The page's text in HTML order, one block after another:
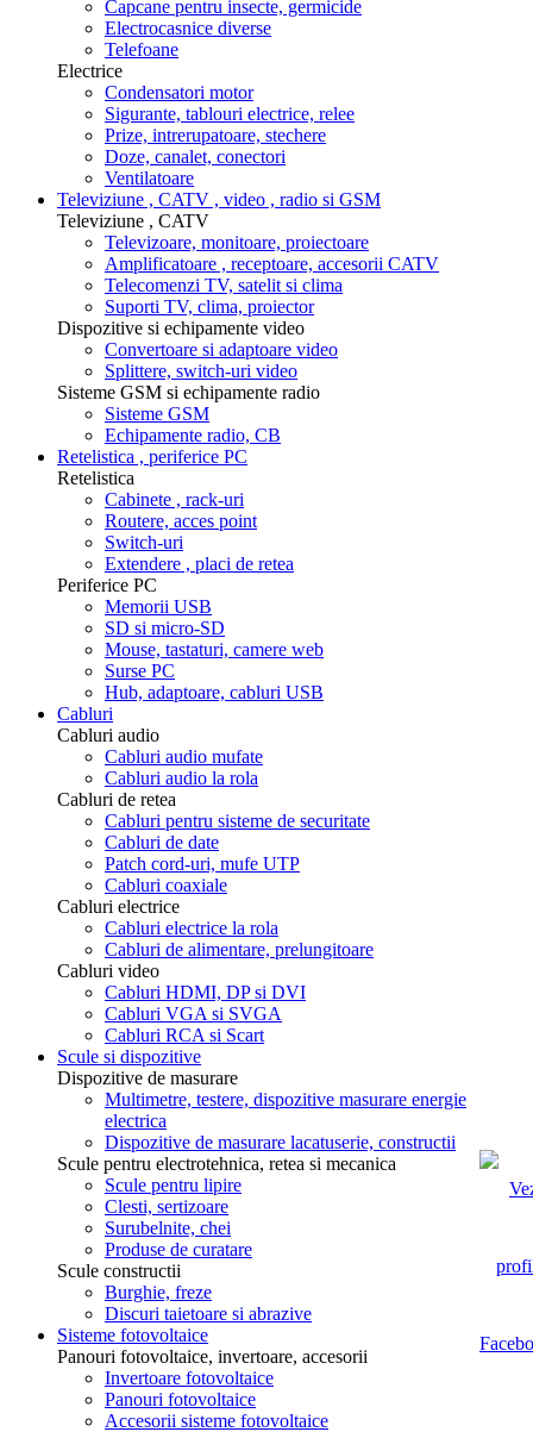
Capcane pentru insecte, germicide
Electrocasnice diverse
Telefoane
Electrice
Condensatori motor
Sigurante, tablouri electrice, relee
Prize, intrerupatoare, stechere
Doze, canalet, conectori
Ventilatoare
Televiziune , CATV , video , radio si GSM
Televiziune , CATV
Televizoare, monitoare, proiectoare
Amplificatoare , receptoare, accesorii CATV
Telecomenzi TV, satelit si clima
Suporti TV, clima, proiector
Dispozitive si echipamente video
Convertoare si adaptoare video
Splittere, switch-uri video
Sisteme GSM si echipamente radio
Sisteme GSM
Echipamente radio, CB
Retelistica , periferice PC
Retelistica
Cabinete , rack-uri
Routere, acces point
Switch-uri
Extendere , placi de retea
Periferice PC
Memorii USB
SD si micro-SD
Mouse, tastaturi, camere web
Surse PC
Hub, adaptoare, cabluri USB
Cabluri
Cabluri audio
Cabluri audio mufate
Cabluri audio la rola
Cabluri de retea
Cabluri pentru sisteme de securitate
Cabluri de date
Patch cord-uri, mufe UTP
Cabluri coaxiale
Cabluri electrice
Cabluri electrice la rola
Cabluri de alimentare, prelungitoare
Cabluri video
Cabluri HDMI, DP si DVI
Cabluri VGA si SVGA
Cabluri RCA si Scart
Scule si dispozitive
Dispozitive de masurare
Multimetre, testere, dispozitive masurare energie
electrica
Dispozitive de masurare lacatuserie, constructii
Scule pentru electrotehnica, retea si mecanica
Scule pentru lipire
Clesti, sertizoare
Surubelnite, chei
Produse de curatare
Scule constructii
Burghie, freze
Discuri taietoare si abrazive
Sisteme fotovoltaice
Panouri fotovoltaice, invertoare, accesorii
Invertoare fotovoltaice
Panouri fotovoltaice
Accesorii sisteme fotovoltaice